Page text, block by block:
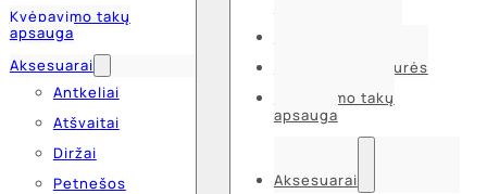
Kvėpavimo takų
apsauga
Aksesuarai
Antkeliai
Atšvaitai
Diržai
Petnešos
Pošalmiai ir kepurės
Kvėpavimo takų
apsauga
Aksesuarai